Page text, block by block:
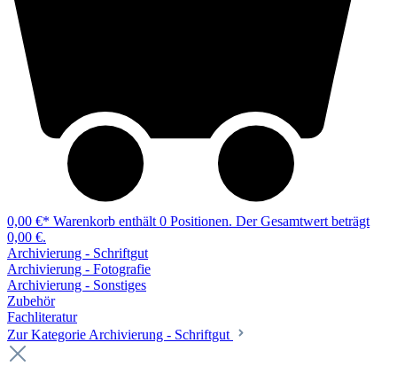
0,00 €* Warenkorb enthält 0 Positionen. Der Gesamtwert beträgt
0,00 €.
Archivierung - Schriftgut
Archivierung - Fotografie
Archivierung - Sonstiges
Zubehör
Fachliteratur
Zur Kategorie Archivierung - Schriftgut